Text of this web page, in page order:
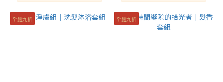
全館九折 全館九折